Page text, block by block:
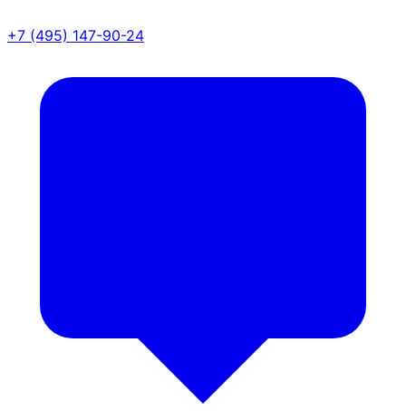
+7 (495) 147-90-24